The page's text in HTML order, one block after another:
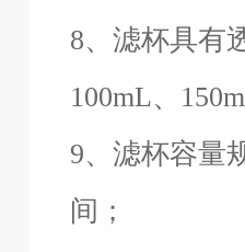
8、滤杯具有
100mL、
9、滤杯容量
间；